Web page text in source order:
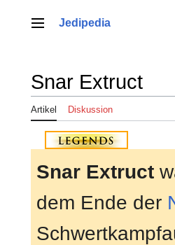
springenHauptmenü
Jedipedia
Snar Extruct
Artikel Diskussion
Snar Extruct
dem Ende der